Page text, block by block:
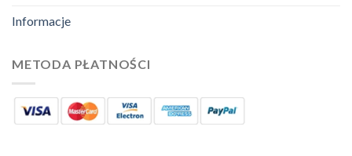
Informacje
METODA PŁATNOŚCI